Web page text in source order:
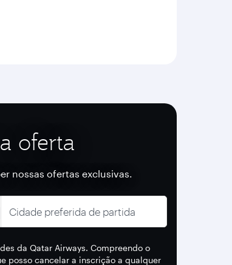
oferta
nossas ofertas exclusivas.
Cidade preferida de partida
da Qatar Airways. Compreendo o
posso cancelar a inscrição a qualquer